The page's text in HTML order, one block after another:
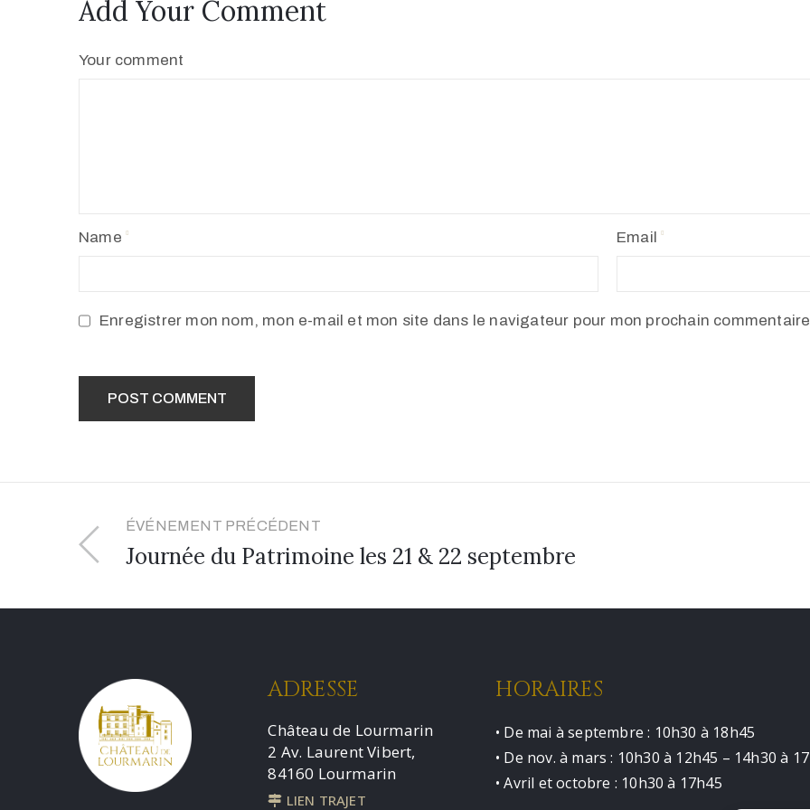
Add Your Comment
Your comment
Name Email
Enregistrer mon nom, mon e-mail et mon site dans le navigateur pour mon prochain
ÉVÉNEMENT PRÉCÉDENT
Journée du Patrimoine les 21 & 22 septembre
ADRESSE
Château de Lourmarin
2 Av. Laurent Vibert,
84160 Lourmarin
LIEN TRAJET
HORAIRES
• De mai à septembre : 10h30 à 18h45
• De nov. à mars : 10h30 à 12h45 – 14h30 à
• Avril et octobre : 10h30 à 17h45